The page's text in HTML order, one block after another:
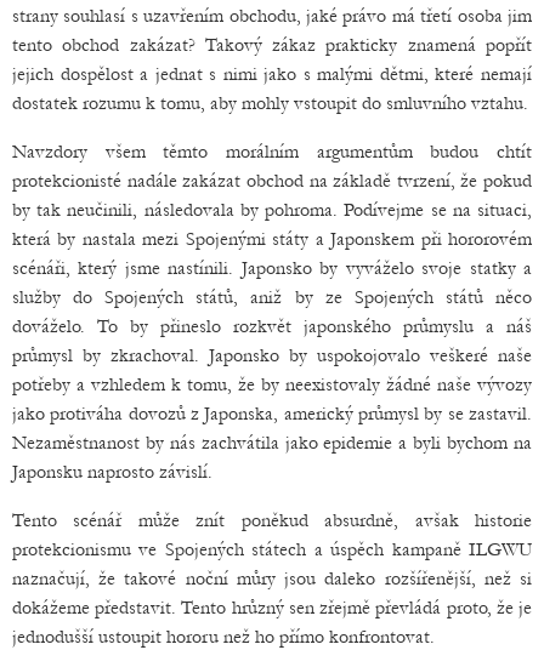
strany souhlasí s uzavřením obchodu, jaké právo má třetí osoba jim
tento obchod zakázat? Takový zákaz prakticky znamená popřít
jejich dospělost a jednat s nimi jako s malými dětmi, které nemají
dostatek rozumu k tomu, aby mohly vstoupit do smluvního vztahu.
Navzdory všem těmto morálním argumentům budou chtít
protekcionisté nadále zakázat obchod na základě tvrzení, že pokud
by tak neučinili, následovala by pohroma. Podívejme se na situaci,
která by nastala mezi Spojenými státy a Japonskem při hororovém
scénáři, který jsme nastínili. Japonsko by vyváželo svoje statky a
služby do Spojených států, aniž by ze Spojených států něco
dováželo. To by přineslo rozkvět japonského průmyslu a náš
průmysl by zkrachoval. Japonsko by uspokojovalo veškeré naše
potřeby a vzhledem k tomu, že by neexistovaly žádné naše vývozy
jako protiváha dovozů z Japonska, americký průmysl by se zastavil.
Nezaměstnanost by nás zachvátila jako epidemie a byli bychom na
Japonsku naprosto závislí.
Tento scénář může znít poněkud absurdně, avšak historie
protekcionismu ve Spojených státech a úspěch kampaně ILGWU
naznačují, že takové noční můry jsou daleko rozšířenější, než si
dokážeme představit. Tento hrůzný sen zřejmě převládá proto, že je
jednodušší ustoupit hororu než ho přímo konfrontovat.